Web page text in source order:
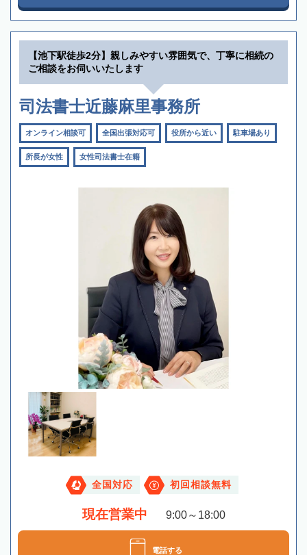
【池下駅徒歩2分】親しみやすい雰囲気で、丁寧に相続の
ご相談をお伺いいたします
司法書士近藤麻里事務所
オンライン相談可 全国出張対応可 役所から近い 駐車場あり
所長が女性 女性司法書士在籍
全国対応 初回相談無料
現在営業中 9:00～18:00
電話する